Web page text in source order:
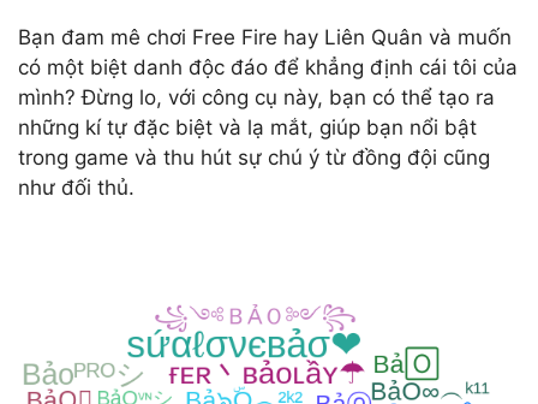
Bạn đam mê chơi Free Fire hay Liên Quân và muốn
có một biệt danh độc đáo để khẳng định cái tôi của
mình? Đừng lo, với công cụ này, bạn có thể tạo ra
những kí tự đặc biệt và lạ mắt, giúp bạn nổi bật
trong game và thu hút sự chú ý từ đồng đội cũng
như đối thủ.